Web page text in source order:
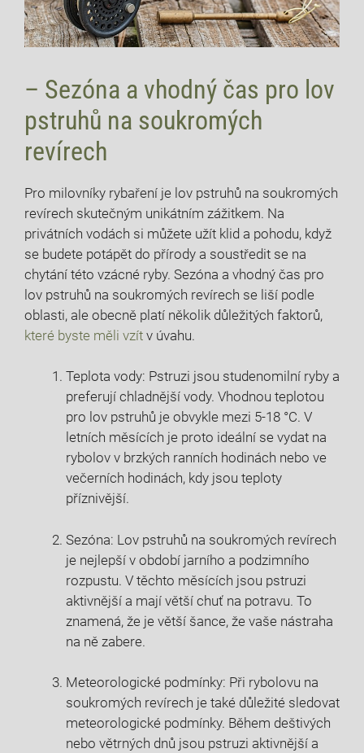
– Sezóna a vhodný čas pro lov
pstruhů na soukromých
revírech
Pro milovníky rybaření je lov pstruhů na soukromých
revírech skutečným unikátním zážitkem. Na
privátních vodách si můžete užít klid a pohodu, když
se budete potápět do přírody a soustředit se na
chytání této vzácné ryby. Sezóna a vhodný čas pro
lov pstruhů na soukromých revírech se liší podle
oblasti, ale obecně platí několik důležitých faktorů,
které byste měli vzít v úvahu.
Teplota vody: Pstruzi jsou studenomilní ryby a
preferují chladnější vody. Vhodnou teplotou
pro lov pstruhů je obvykle mezi 5-18 °C. V
letních měsících je proto ideální se vydat na
rybolov v brzkých ranních hodinách nebo ve
večerních hodinách, kdy jsou teploty
příznivější.
Sezóna: Lov pstruhů na soukromých revírech
je nejlepší v období jarního a podzimního
rozpustu. V těchto měsících jsou pstruzi
aktivnější a mají větší chuť na potravu. To
znamená, že je větší šance, že vaše nástraha
na ně zabere.
Meteorologické podmínky: Při rybolovu na
soukromých revírech je také důležité sledovat
meteorologické podmínky. Během deštivých
nebo větrných dnů jsou pstruzi aktivnější a